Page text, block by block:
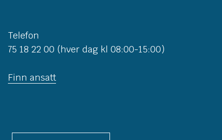
Telefon
75 18 22 00 (hver dag kl 08:00-15:00)
Finn ansatt